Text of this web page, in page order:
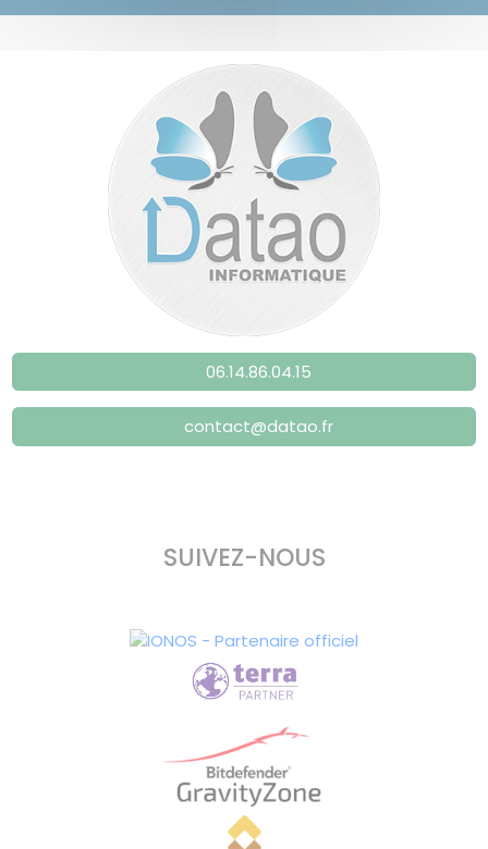
06.14.86.04.15
contact@datao.fr
SUIVEZ-NOUS